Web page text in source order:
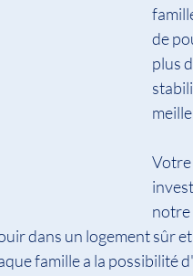
de
plus
Votre
notre
dans un logement sûr
famille a la possibilité